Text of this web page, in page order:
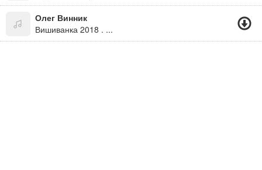
Олег Винник
Вишиванка 2018 . ...